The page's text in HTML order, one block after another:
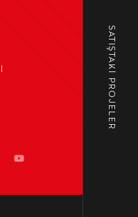
SATIŞTAKİ PROJELER